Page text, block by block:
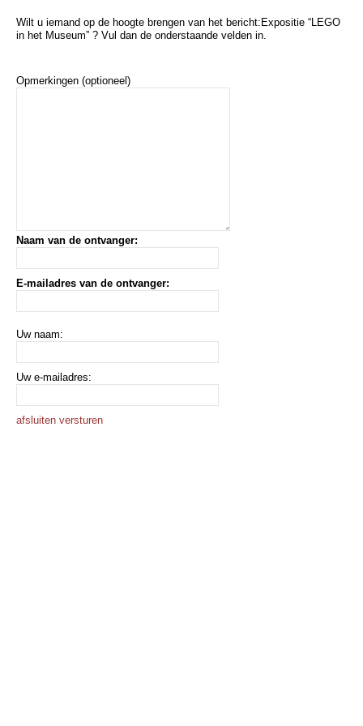
Wilt u iemand op de hoogte brengen van het bericht: Expositie “LEGO
in het Museum” ? Vul dan de onderstaande velden in.
Opmerkingen (optioneel)
Naam van de ontvanger:
E-mailadres van de ontvanger:
Uw naam:
Uw e-mailadres:
afsluiten versturen